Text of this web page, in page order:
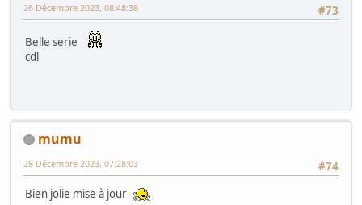
#73
26 Décembre 2023, 08:48:38
Belle serie
cdl
mumu
#74
28 Décembre 2023, 07:28:03
Bien jolie mise à jour